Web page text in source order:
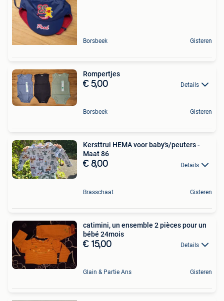
Borsbeek Gisteren
Rompertjes
€ 5,00 Details
Borsbeek Gisteren
Kersttrui HEMA voor baby's/peuters -
Maat 86
€ 8,00 Details
Brasschaat Gisteren
catimini, un ensemble 2 pièces pour un
bébé 24mois
€ 15,00 Details
Glain & Partie Ans Gisteren